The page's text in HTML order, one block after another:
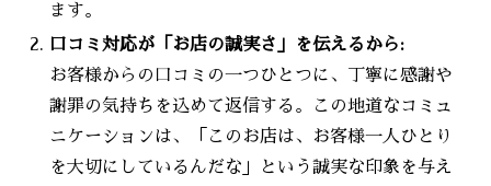
ます。
口コミ対応が「お店の誠実さ」を伝えるから:
お客様からの口コミの一つひとつに、丁寧に感謝や
謝罪の気持ちを込めて返信する。この地道なコミュ
ニケーションは、「このお店は、お客様一人ひとり
を大切にしているんだな」という誠実な印象を与え